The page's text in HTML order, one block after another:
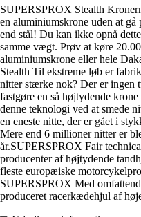
SUPERSPROX Stealth
en aluminiumskrone uden at
end stål! Du kan ikke opnå
samme vægt. Prøv at køre
aluminiumskrone eller hele
Stealth Til ekstreme løb er
nitter stærke nok? Der er ingen
fastgøre en så højtydende
denne teknologi ved at smede
en eneste nitte, der er gået i
Mere end 6 millioner nitter er
år.SUPERSPROX Fair
producenter af højtydende
fleste europæiske
SUPERSPROX Med
produceret racerkædehjul af